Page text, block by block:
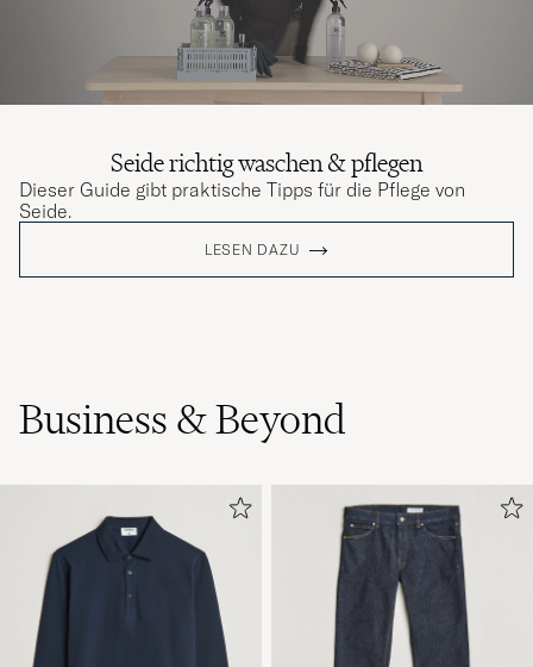
Seide richtig waschen & pflegen
Dieser Guide gibt praktische Tipps für die Pflege von
Seide.
LESEN DAZU
Business & Beyond